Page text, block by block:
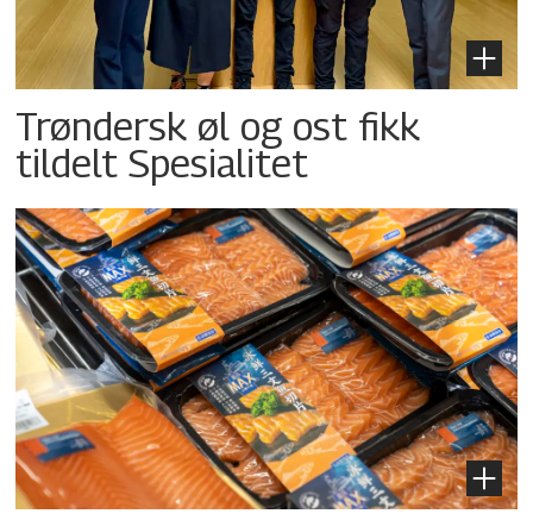
Trøndersk øl og ost fikk
tildelt Spesialitet